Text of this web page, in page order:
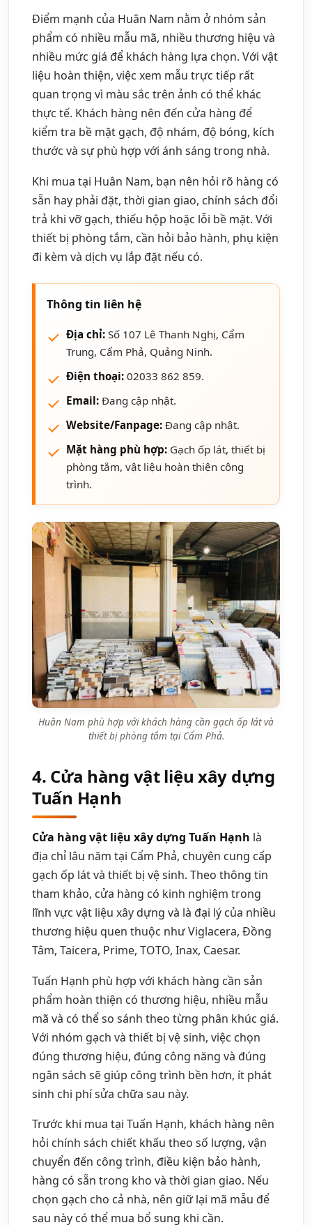
Điểm mạnh của Huân Nam nằm ở nhóm sản
phẩm có nhiều mẫu mã, nhiều thương hiệu và
nhiều mức giá để khách hàng lựa chọn. Với vật
liệu hoàn thiện, việc xem mẫu trực tiếp rất
quan trọng vì màu sắc trên ảnh có thể khác
thực tế. Khách hàng nên đến cửa hàng để
kiểm tra bề mặt gạch, độ nhám, độ bóng, kích
thước và sự phù hợp với ánh sáng trong nhà.
Khi mua tại Huân Nam, bạn nên hỏi rõ hàng có
sẵn hay phải đặt, thời gian giao, chính sách đổi
trả khi vỡ gạch, thiếu hộp hoặc lỗi bề mặt. Với
thiết bị phòng tắm, cần hỏi bảo hành, phụ kiện
đi kèm và dịch vụ lắp đặt nếu có.
Thông tin liên hệ
Địa chỉ: Số 107 Lê Thanh Nghị, Cẩm
Trung, Cẩm Phả, Quảng Ninh.
Điện thoại: 02033 862 859.
Email: Đang cập nhật.
Website/Fanpage: Đang cập nhật.
Mặt hàng phù hợp: Gạch ốp lát, thiết bị
phòng tắm, vật liệu hoàn thiện công
trình.
Huân Nam phù hợp với khách hàng cần gạch ốp lát và
thiết bị phòng tắm tại Cẩm Phả.
4. Cửa hàng vật liệu xây dựng
Tuấn Hạnh
Cửa hàng vật liệu xây dựng Tuấn Hạnh là
địa chỉ lâu năm tại Cẩm Phả, chuyên cung cấp
gạch ốp lát và thiết bị vệ sinh. Theo thông tin
tham khảo, cửa hàng có kinh nghiệm trong
lĩnh vực vật liệu xây dựng và là đại lý của nhiều
thương hiệu quen thuộc như Viglacera, Đồng
Tâm, Taicera, Prime, TOTO, Inax, Caesar.
Tuấn Hạnh phù hợp với khách hàng cần sản
phẩm hoàn thiện có thương hiệu, nhiều mẫu
mã và có thể so sánh theo từng phân khúc giá.
Với nhóm gạch và thiết bị vệ sinh, việc chọn
đúng thương hiệu, đúng công năng và đúng
ngân sách sẽ giúp công trình bền hơn, ít phát
sinh chi phí sửa chữa sau này.
Trước khi mua tại Tuấn Hạnh, khách hàng nên
hỏi chính sách chiết khấu theo số lượng, vận
chuyển đến công trình, điều kiện bảo hành,
hàng có sẵn trong kho và thời gian giao. Nếu
chọn gạch cho cả nhà, nên giữ lại mã mẫu để
sau này có thể mua bổ sung khi cần.